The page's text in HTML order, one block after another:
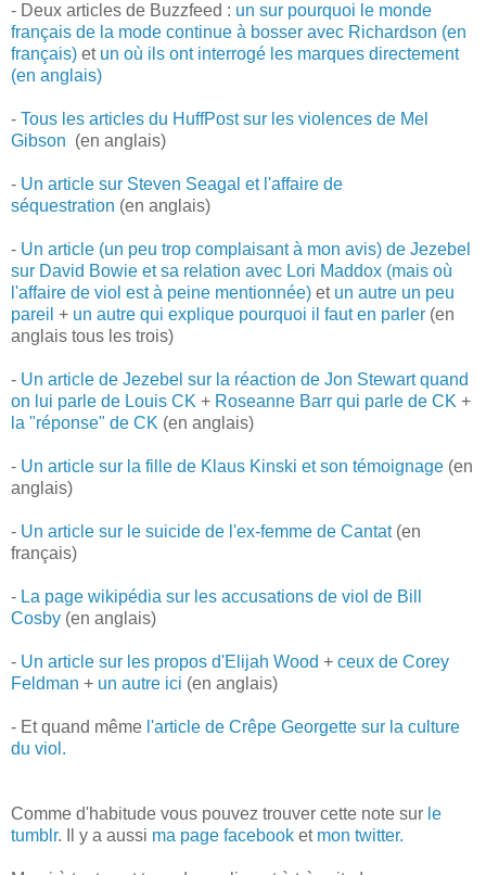
- Deux articles de Buzzfeed : un sur pourquoi le monde
français de la mode continue à bosser avec Richardson (en
français) et un où ils ont interrogé les marques directement
(en anglais)
- Tous les articles du HuffPost sur les violences de Mel
Gibson (en anglais)
- Un article sur Steven Seagal et l'affaire de
séquestration (en anglais)
- Un article (un peu trop complaisant à mon avis) de Jezebel
sur David Bowie et sa relation avec Lori Maddox (mais où
l'affaire de viol est à peine mentionnée) et un autre un peu
pareil + un autre qui explique pourquoi il faut en parler (en
anglais tous les trois)
- Un article de Jezebel sur la réaction de Jon Stewart quand
on lui parle de Louis CK + Roseanne Barr qui parle de CK +
la "réponse" de CK (en anglais)
- Un article sur la fille de Klaus Kinski et son témoignage (en
anglais)
- Un article sur le suicide de l'ex-femme de Cantat(en
français)
- La page wikipédia sur les accusations de viol de Bill
Cosby (en anglais)
- Un article sur les propos d'Elijah Wood + ceux de Corey
Feldman + un autre ici (en anglais)
- Et quand même l'article de Crêpe Georgette sur la culture
du viol.
Comme d'habitude vous pouvez trouver cette note sur le
tumblr. Il y a aussi ma page facebook et mon twitter.